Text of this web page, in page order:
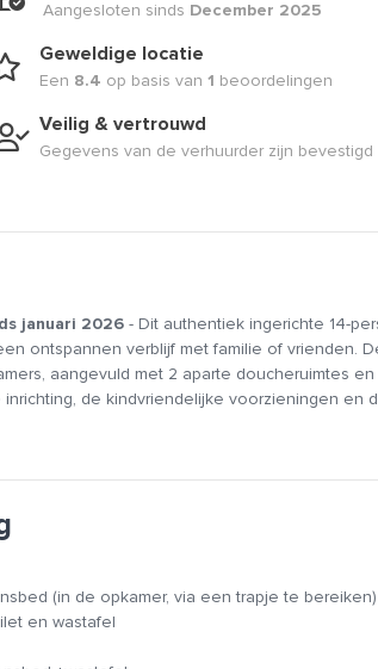
Aangesloten sinds December 2025
Geweldige locatie
Een 8.4 op basis van 1 beoordelingen
Veilig & vertrouwd
Gegevens van de verhuurder zijn bevestigd
januari 2026 - Dit authentiek ingerichte 14-
ontspannen verblijf met familie of vrienden.
aangevuld met 2 aparte doucheruimtes
de kindvriendelijke voorzieningen en
dagen samen.
met meerdere comfortabele banken en
of een spelletje kunt doen. De keuken is
filter koffiezetapparaat, mixer,
kleinere maaltijden, een rustig
een absolute plus: de ruime speelzolder, waar
(in de opkamer, via een trapje te bereiken)
en wastafel